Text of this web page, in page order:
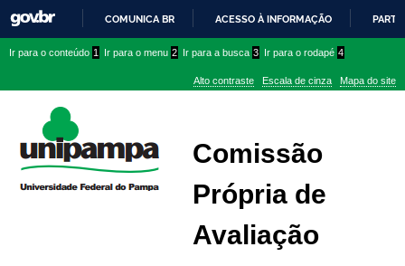
PARA
CONTEÚDO
COMUNICA BR ACESSO À INFORMAÇÃO
conteúdo
menu
superior
menu
Ir para o conteúdo 1 Ir para o menu 2 Ir para a busca 3 Ir para o rodapé 4
Alto contraste Escala de cinza Mapa do site
Comissão
Própria de
Avaliação